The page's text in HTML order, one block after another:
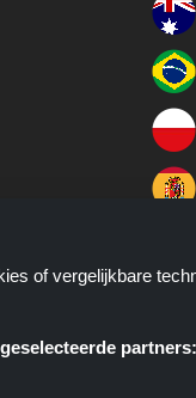
of vergelijkbare